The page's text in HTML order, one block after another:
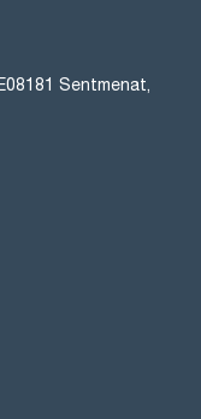
Sentmenat,